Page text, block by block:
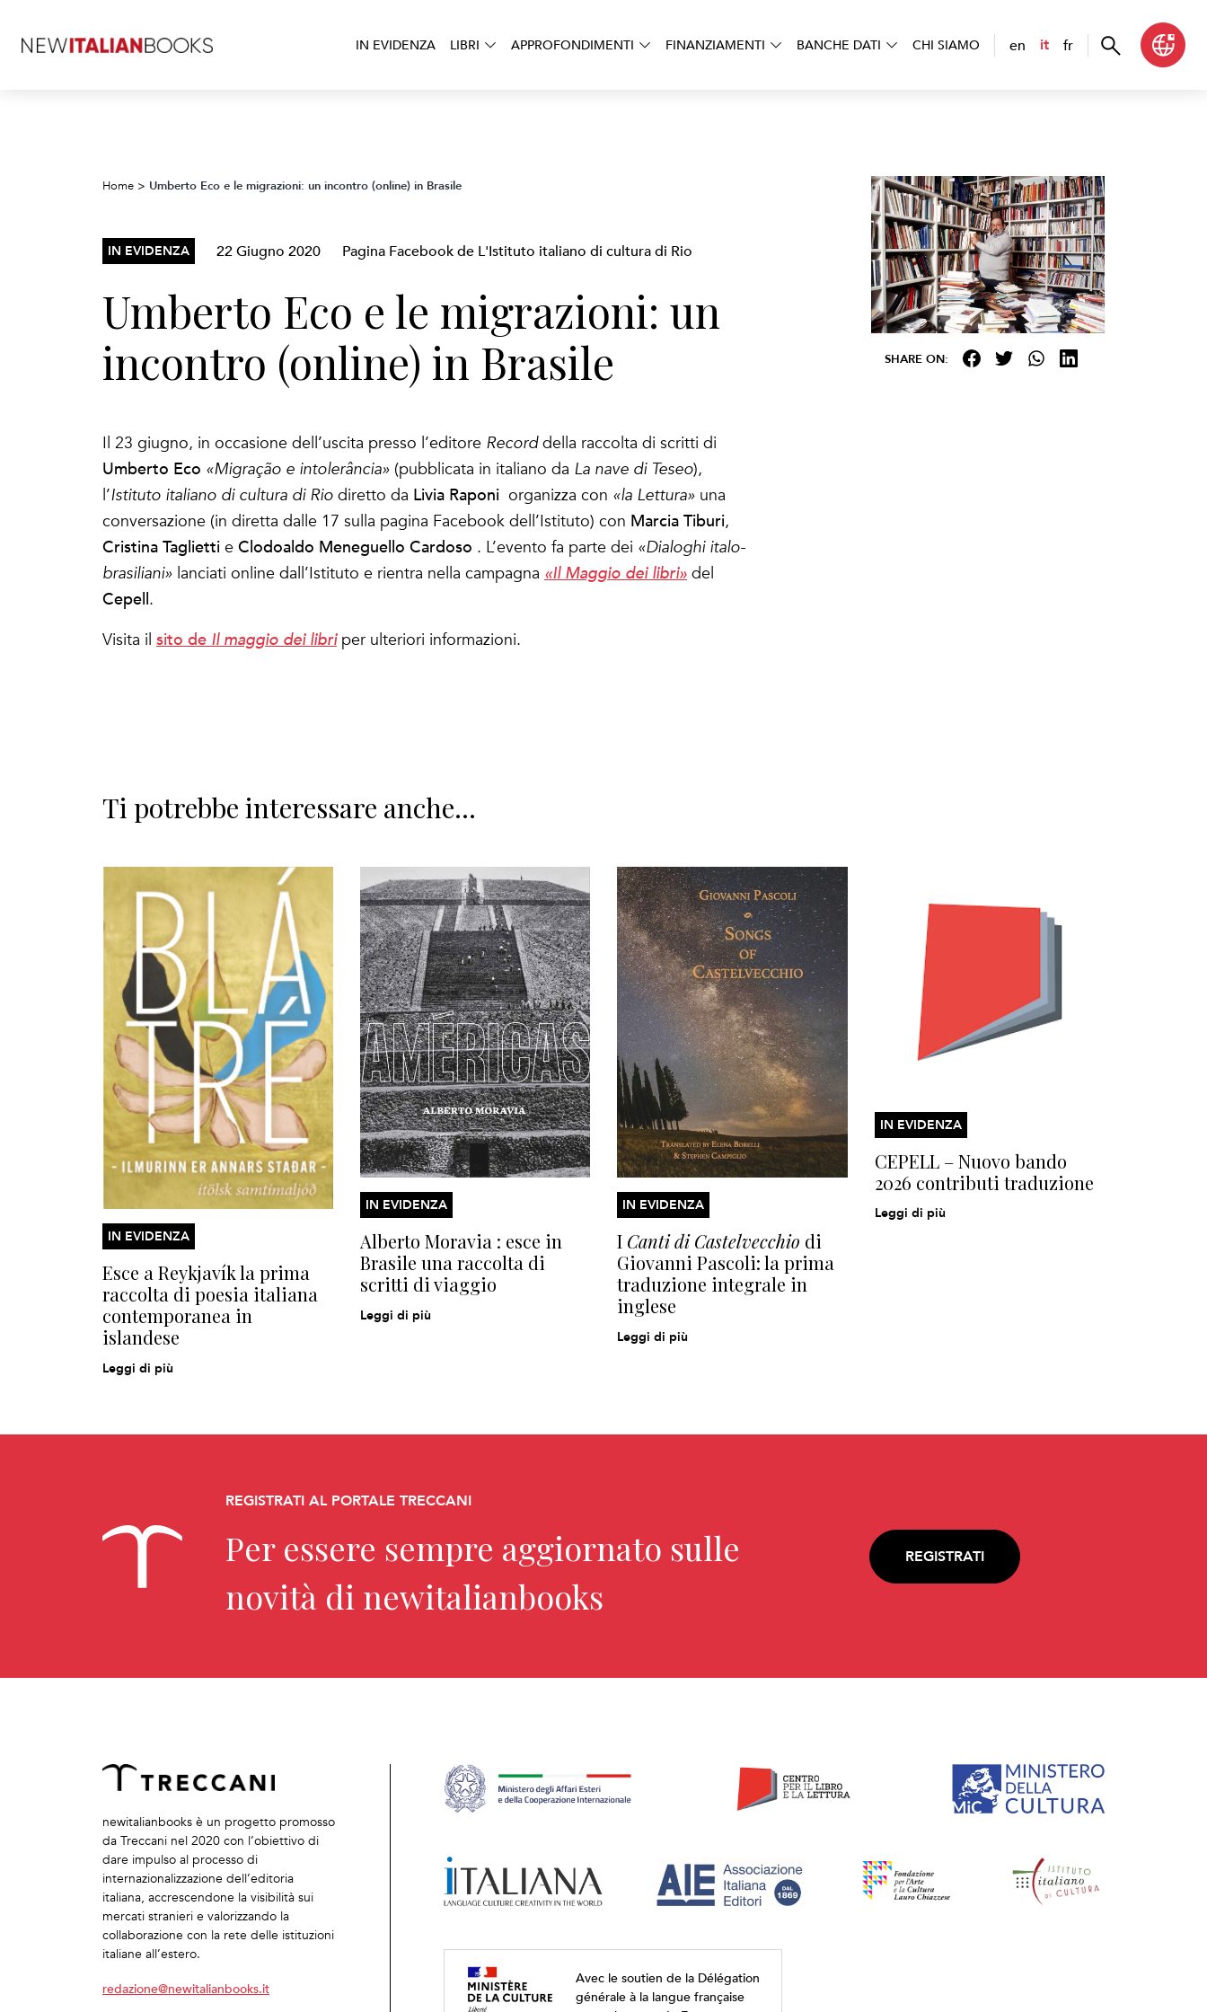
IN EVIDENZA LIBRI APPROFONDIMENTI FINANZIAMENTI BANCHE DATI CHI SIAMO en it fr
Home > Umberto Eco e le migrazioni: un incontro (online) in Brasile
IN EVIDENZA 22 Giugno 2020 Pagina Facebook de L'Istituto italiano di cultura di Rio
Umberto Eco e le migrazioni: un
incontro (online) in Brasile
Il 23 giugno, in occasione dell’uscita presso l’editore Recorddella raccolta di scritti di
Umberto Eco «Migração e intolerância» (pubblicata in italiano da La nave di Teseo),
l’Istituto italiano di cultura di Rio diretto da Livia Raponi organizza con «la Lettura» una
conversazione (in diretta dalle 17 sulla pagina Facebook dell’Istituto) con Marcia Tiburi,
Cristina Taglietti e Clodoaldo Meneguello Cardoso . L’evento fa parte dei «Dialoghi italo-
brasiliani» lanciati online dall’Istituto e rientra nella campagna «Il Maggio dei libri» del
Cepell.
Visita il sito de Il maggio dei libriper ulteriori informazioni.
SHARE ON:
Ti potrebbe interessare anche...
IN EVIDENZA
Esce a Reykjavík la prima
raccolta di poesia italiana
contemporanea in
islandese
Leggi di più
IN EVIDENZA
Alberto Moravia : esce in
Brasile una raccolta di
scritti di viaggio
Leggi di più
IN EVIDENZA
I Canti di Castelvecchio di
Giovanni Pascoli: la prima
traduzione integrale in
inglese
Leggi di più
IN EVIDENZA
CEPELL – Nuovo bando
2026 contributi traduzione
Leggi di più
REGISTRATI AL PORTALE TRECCANI
Per essere sempre aggiornato sulle
novità di newitalianbooks
REGISTRATI
newitalianbooks è un progetto promosso
da Treccani nel 2020 con l’obiettivo di
dare impulso al processo di
internazionalizzazione dell’editoria
italiana, accrescendone la visibilità sui
mercati stranieri e valorizzando la
collaborazione con la rete delle istituzioni
italiane all’estero.
redazione@newitalianbooks.it
Avec le soutien de la Délégation
générale à la langue française